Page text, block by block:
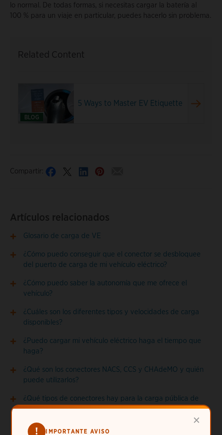
×
! IMPORTANTE AVISO
lo normal. De todas formas, si necesitas cargar la batería al
100 % para un viaje en particular, puedes hacerlo sin problema.
Related Content
BLOG
5 Ways to Master EV Etiquette
Compartir:
Artículos relacionados
Glosario de carga de VE
¿Cómo puedo conseguir que el conector se desbloquee
del puerto de carga de mi vehículo eléctrico?
¿Cómo puedo saber la autonomía que me ofrece el
vehículo?
¿Cuáles son los diferentes tipos y velocidades de carga
disponibles?
¿Puedo cargar mi vehículo eléctrico haga el tiempo que
haga?
¿Qué son los conectores NACS, CCS y CHAdeMO y quién
puede utilizarlos?
¿Qué tipos de conectores hay para la carga pública de
vehículos eléctricos?